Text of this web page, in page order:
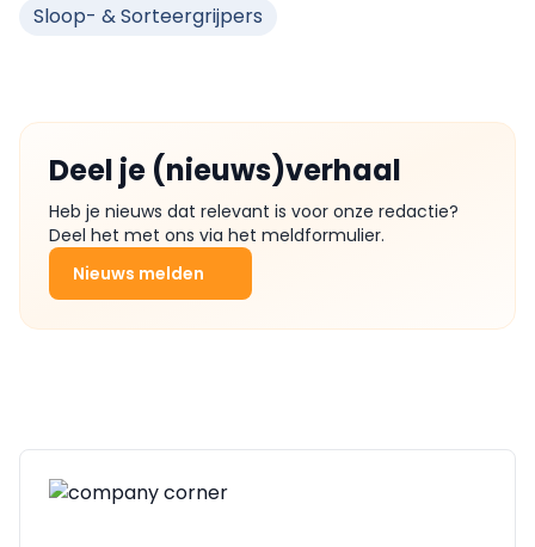
Sloop- & Sorteergrijpers
Deel je (nieuws)verhaal
Heb je nieuws dat relevant is voor onze redactie?
Deel het met ons via het meldformulier.
Nieuws melden